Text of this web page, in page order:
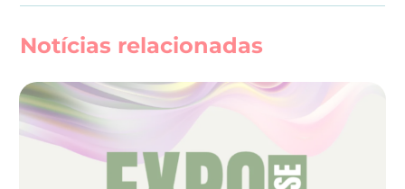
Notícias relacionadas